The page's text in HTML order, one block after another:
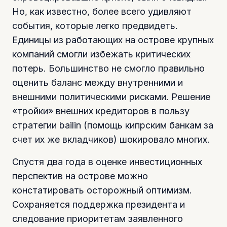
Но, как известно, более всего удивляют
события, которые легко предвидеть.
Единицы из работающих на острове крупных
компаний смогли избежать критических
потерь. Большинство не смогло правильно
оценить баланс между внутренними и
внешними политическими рисками. Решение
«тройки» внешних кредиторов в пользу
стратегии bailin (помощь кипрским банкам за
счет их же вкладчиков) шокировало многих.
Спустя два года в оценке инвестиционных
перспектив на острове можно
констатировать осторожный оптимизм.
Сохраняется поддержка президента и
следование приоритетам заявленного